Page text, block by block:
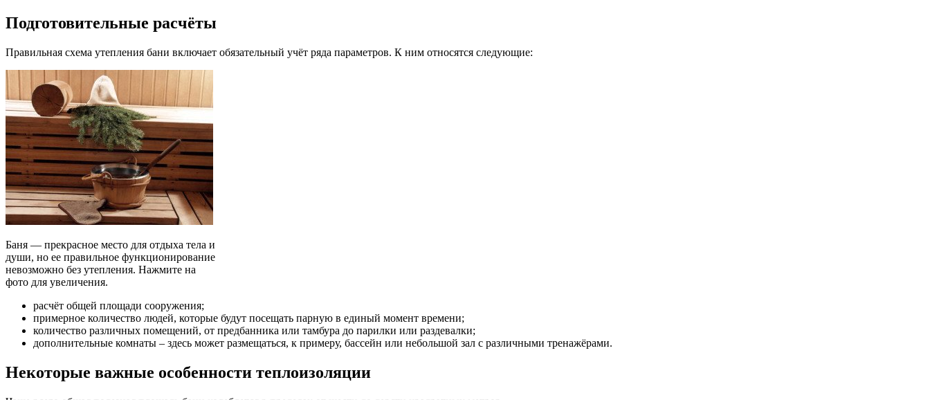
Подготовительные расчёты
Правильная схема утепления бани включает обязательный учёт ряда параметров. К ним относятся следующие:
Баня — прекрасное место для отдыха тела и
души, но ее правильное функционирование
невозможно без утепления. Нажмите на
фото для увеличения.
расчёт общей площади сооружения;
примерное количество людей, которые будут посещать парную в единый момент времени;
количество различных помещений, от предбанника или тамбура до парилки или раздевалки;
дополнительные комнаты – здесь может размещаться, к примеру, бассейн или небольшой зал с различными тренажёрами.
Некоторые важные особенности теплоизоляции